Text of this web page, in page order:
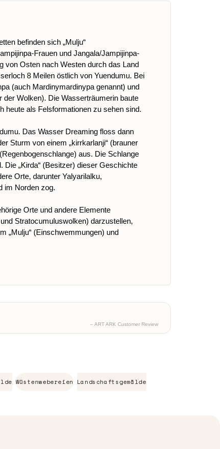
befinden sich „Mulju“
Frauen und Jangala/Jampijinpa-
von Osten nach Westen durch das Land
8 Meilen östlich von Yuendumu. Bei
(auch Mardinymardinypa genannt) und
der Wolken). Die Wasserträumerin baute
heute als Felsformationen zu sehen sind.
Das Wasser Dreaming floss dann
Sturm von einem „kirrkarlanji“ (brauner
aus. Die Schlange
„Kirda“ (Besitzer) dieser Geschichte
Orte, darunter Yalyarilalku,
im Norden zog.
Orte und andere Elemente
Stratocumuluswolken) darzustellen,
„Mulju“ (Einschwemmungen) und
– ART ARK Customer Review
Wüstenwebereien Landschaftsgemälde